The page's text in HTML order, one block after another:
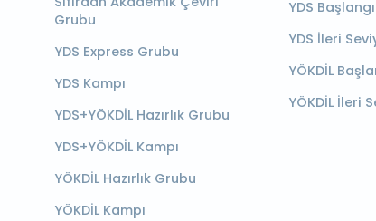
Grubu
YDS Express Grubu
YDS Kampı
YDS+YÖKDİL Hazırlık Grubu
YDS+YÖKDİL Kampı
YÖKDİL Hazırlık Grubu
YÖKDİL Kampı
YDS
YDS İleri
YÖKDİL
YÖKDİL İleri